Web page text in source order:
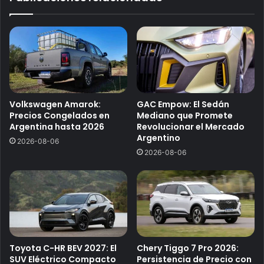
Volkswagen Amarok:
Precios Congelados en
Argentina hasta 2026
2026-08-06
GAC Empow: El Sedán
Mediano que Promete
Revolucionar el Mercado
Argentino
2026-08-06
Toyota C-HR BEV 2027: El
SUV Eléctrico Compacto
Chery Tiggo 7 Pro 2026:
Persistencia de Precio con